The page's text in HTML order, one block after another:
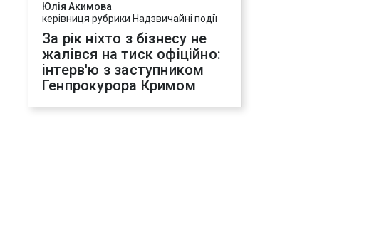
Юлія Акимова
керівниця рубрики Надзвичайні події
За рік ніхто з бізнесу не
жалівся на тиск офіційно:
інтерв'ю з заступником
Генпрокурора Кримом